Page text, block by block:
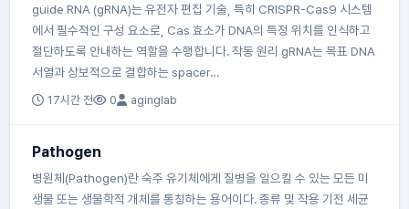
guide RNA (gRNA)는 유전자 편집 기술, 특히 CRISPR-Cas9 시스템
에서 필수적인 구성 요소로, Cas 효소가 DNA의 특정 위치를 인식하고
절단하도록 안내하는 역할을 수행합니다. 작동 원리 gRNA는 목표 DNA
서열과 상보적으로 결합하는 spacer…
17시간 전 0 aginglab
Pathogen
병원체(Pathogen)란 숙주 유기체에게 질병을 일으킬 수 있는 모든 미
생물 또는 생물학적 개체를 통칭하는 용어이다. 종류 및 작용 기전 세균